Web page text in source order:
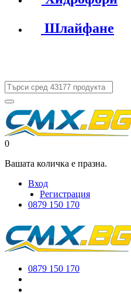
Шлайфане
0
Вашата количка е празна.
Вход
Регистрация
0879 150 170
0879 150 170